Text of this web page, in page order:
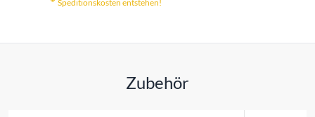
Speditionskosten entstehen!
Zubehör